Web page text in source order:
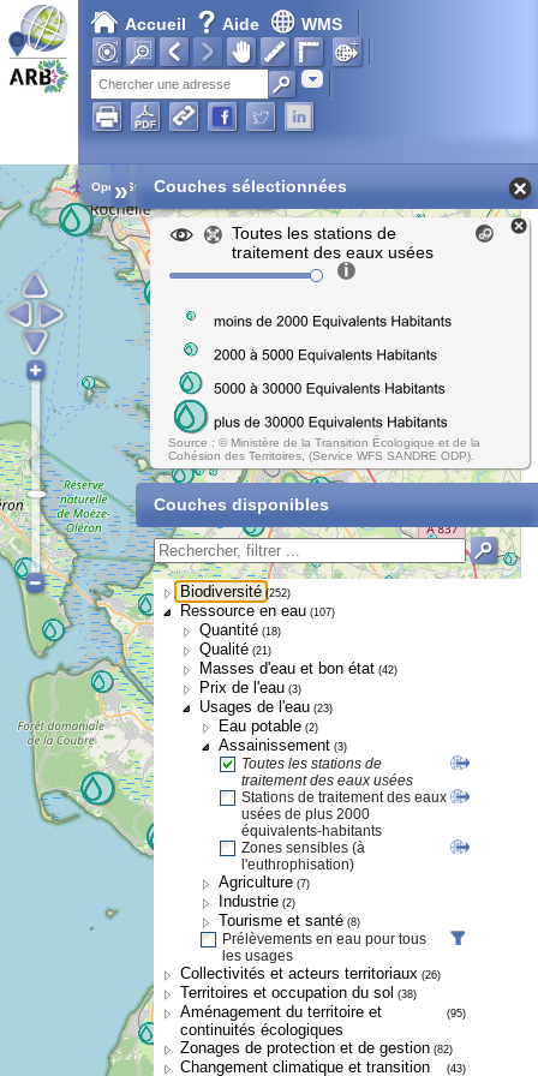
Accueil Aide WMS
Adresse
Open Street Map
» Couches sélectionnées
Toutes les stations de
traitement des eaux usées
Source : © Ministère de la Transition Écologique et de la
Cohésion des Territoires, (Service WFS SANDRE ODP).
Couches disponibles
Biodiversité (252)
Ressource en eau (107)
Quantité (18)
Qualité (21)
Masses d'eau et bon état (42)
Prix de l'eau (3)
Usages de l'eau (23)
Eau potable (2)
Assainissement (3)
Toutes les stations de
traitement des eaux usées
Stations de traitement des eaux
usées de plus 2000
équivalents-habitants
Zones sensibles (à
l'euthrophisation)
Agriculture (7)
Industrie (2)
Tourisme et santé (8)
Prélèvements en eau pour tous
les usages
Collectivités et acteurs territoriaux (26)
Territoires et occupation du sol (38)
Aménagement du territoire et
continuités écologiques
(95)
Zonages de protection et de gestion (82)
Changement climatique et transition (43)